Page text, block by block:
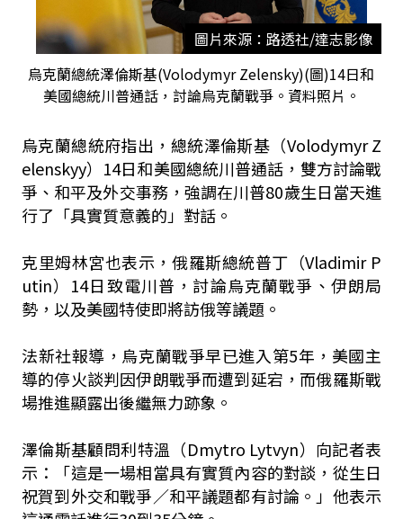
圖片來源：路透社/達志影像
烏克蘭總統澤倫斯基(Volodymyr Zelensky)(圖)14日和
美國總統川普通話，討論烏克蘭戰爭。資料照片。
烏克蘭總統府指出，總統澤倫斯基（Volodymyr Z
elenskyy）14日和美國總統川普通話，雙方討論戰
爭、和平及外交事務，強調在川普80歲生日當天進
行了「具實質意義的」對話。
克里姆林宮也表示，俄羅斯總統普丁（Vladimir P
utin）14日致電川普，討論烏克蘭戰爭、伊朗局
勢，以及美國特使即將訪俄等議題。
法新社報導，烏克蘭戰爭早已進入第5年，美國主
導的停火談判因伊朗戰爭而遭到延宕，而俄羅斯戰
場推進顯露出後繼無力跡象。
澤倫斯基顧問利特溫（Dmytro Lytvyn）向記者表
示：「這是一場相當具有實質內容的對談，從生日
祝賀到外交和戰爭／和平議題都有討論。」他表示